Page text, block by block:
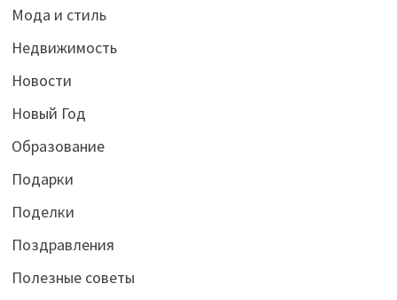
Мода и стиль
Недвижимость
Новости
Новый Год
Образование
Подарки
Поделки
Поздравления
Полезные советы